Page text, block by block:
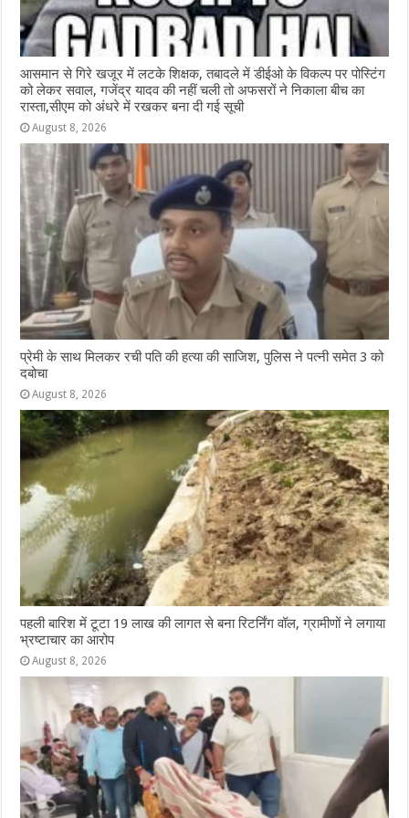
आसमान से गिरे खजूर में लटके शिक्षक, तबादले में डीईओ के विकल्प पर पोस्टिंग
को लेकर सवाल, गजेंद्र यादव की नहीं चली तो अफसरों ने निकाला बीच का
रास्ता,सीएम को अंधरे में रखकर बना दी गई सूची
August 8, 2026
प्रेमी के साथ मिलकर रची पति की हत्या की साजिश, पुलिस ने पत्नी समेत 3 को
दबोचा
August 8, 2026
पहली बारिश में टूटा 19 लाख की लागत से बना रिटर्निंग वॉल, ग्रामीणों ने लगाया
भ्रष्टाचार का आरोप
August 8, 2026